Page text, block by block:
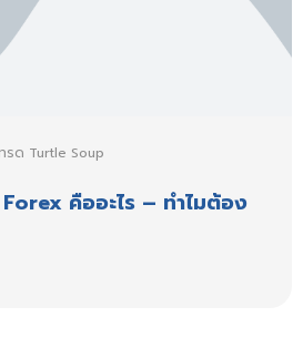
รด Turtle Soup
คืออะไร – ทำไมต้อง